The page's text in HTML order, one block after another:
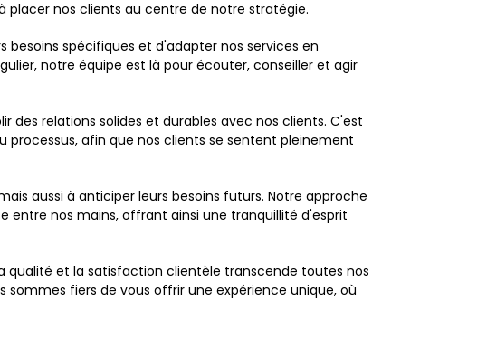
nos clients au centre de notre stratégie.
spécifiques et d'adapter nos services en
notre équipe est là pour écouter, conseiller et agir
relations solides et durables avec nos clients. C'est
afin que nos clients se sentent pleinement
aussi à anticiper leurs besoins futurs. Notre approche
entre nos mains, offrant ainsi une tranquillité d'esprit
qualité et la satisfaction clientèle transcende toutes nos
fiers de vous offrir une expérience unique, où